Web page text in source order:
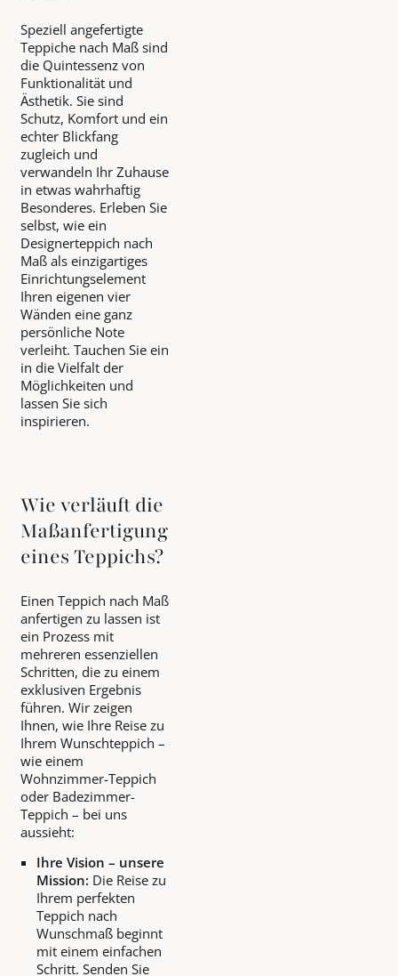
Speziell angefertigte
Teppiche nach Maß sind
die Quintessenz von
Funktionalität und
Ästhetik. Sie sind
Schutz, Komfort und ein
echter Blickfang
zugleich und
verwandeln Ihr Zuhause
in etwas wahrhaftig
Besonderes. Erleben Sie
selbst, wie ein
Designerteppich nach
Maß als einzigartiges
Einrichtungselement
Ihren eigenen vier
Wänden eine ganz
persönliche Note
verleiht. Tauchen Sie ein
in die Vielfalt der
Möglichkeiten und
lassen Sie sich
inspirieren.
Wie verläuft die
Maßanfertigung
eines Teppichs?
Einen Teppich nach Maß
anfertigen zu lassen ist
ein Prozess mit
mehreren essenziellen
Schritten, die zu einem
exklusiven Ergebnis
führen. Wir zeigen
Ihnen, wie Ihre Reise zu
Ihrem Wunschteppich –
wie einem
Wohnzimmer-Teppich
oder Badezimmer-
Teppich – bei uns
aussieht:
Ihre Vision – unsere
Mission: Die Reise zu
Ihrem perfekten
Teppich nach
Wunschmaß beginnt
mit einem einfachen
Schritt. Senden Sie